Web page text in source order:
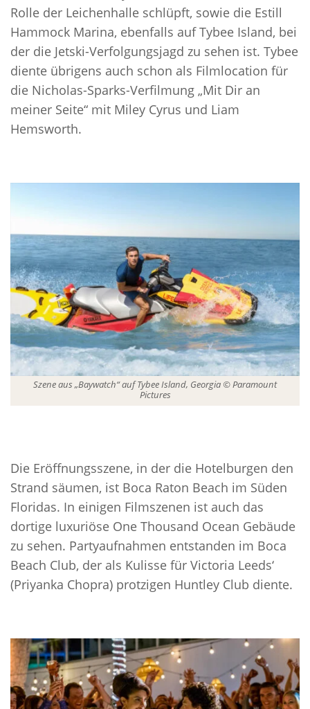
Rolle der Leichenhalle schlüpft, sowie die Estill
Hammock Marina, ebenfalls auf Tybee Island, bei
der die Jetski-Verfolgungsjagd zu sehen ist. Tybee
diente übrigens auch schon als Filmlocation für
die Nicholas-Sparks-Verfilmung „Mit Dir an
meiner Seite“ mit Miley Cyrus und Liam
Hemsworth.
Szene aus „Baywatch“ auf Tybee Island, Georgia © Paramount
Pictures
Die Eröffnungsszene, in der die Hotelburgen den
Strand säumen, ist Boca Raton Beach im Süden
Floridas. In einigen Filmszenen ist auch das
dortige luxuriöse One Thousand Ocean Gebäude
zu sehen. Partyaufnahmen entstanden im Boca
Beach Club, der als Kulisse für Victoria Leeds‘
(Priyanka Chopra) protzigen Huntley Club diente.